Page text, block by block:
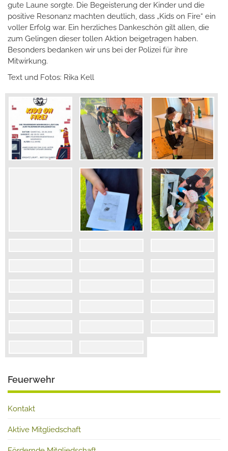
gute Laune sorgte. Die Begeisterung der Kinder und die
positive Resonanz machten deutlich, dass „Kids on Fire“ ein
voller Erfolg war. Ein herzliches Dankeschön gilt allen, die
zum Gelingen dieser tollen Aktion beigetragen haben.
Besonders bedanken wir uns bei der Polizei für ihre
Mitwirkung.
Text und Fotos: Rika Kell
Feuerwehr
Kontakt
Aktive Mitgliedschaft